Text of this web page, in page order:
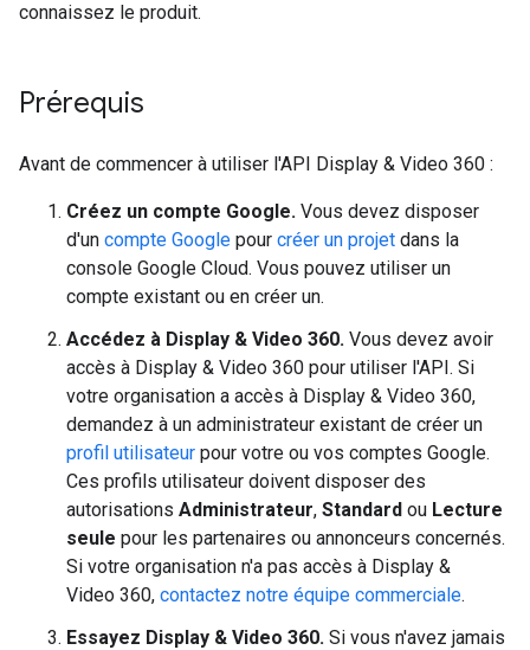
connaissez le produit.
Prérequis
Avant de commencer à utiliser l'API Display & Video 360 :
Créez un compte Google. Vous devez disposer
d'un compte Google pour créer un projet dans la
console Google Cloud. Vous pouvez utiliser un
compte existant ou en créer un.
Accédez à Display & Video 360. Vous devez avoir
accès à Display & Video 360 pour utiliser l'API. Si
votre organisation a accès à Display & Video 360,
demandez à un administrateur existant de créer un
profil utilisateur pour votre ou vos comptes Google.
Ces profils utilisateur doivent disposer des
autorisations Administrateur, Standard ou Lecture
seule pour les partenaires ou annonceurs concernés.
Si votre organisation n'a pas accès à Display &
Video 360, contactez notre équipe commerciale.
Essayez Display & Video 360. Si vous n'avez jamais